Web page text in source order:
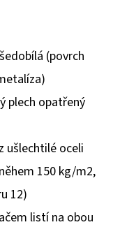
(povrch
plech opatřený
ušlechtilé oceli
150 kg/m2,
12)
listí na obou